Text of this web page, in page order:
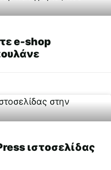
e-shop
ιστοσελίδας